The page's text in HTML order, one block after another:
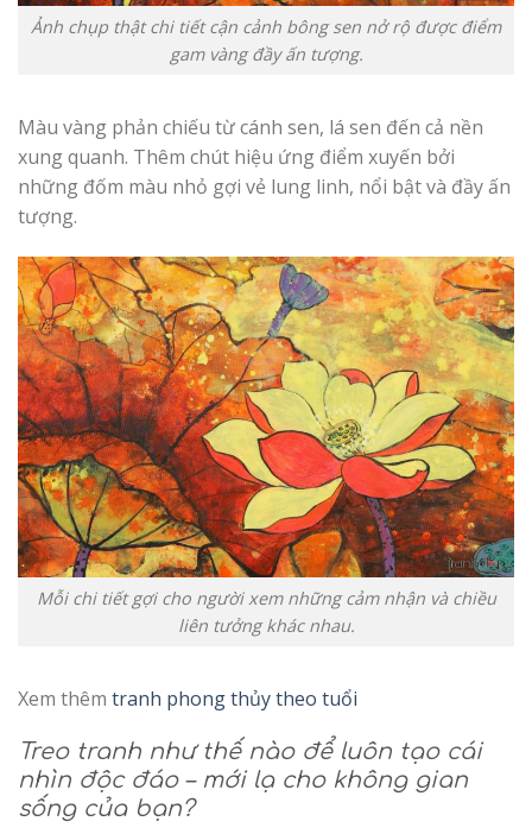
Ảnh chụp thật chi tiết cận cảnh bông sen nở rộ được điểm
gam vàng đầy ấn tượng.
Màu vàng phản chiếu từ cánh sen, lá sen đến cả nền
xung quanh. Thêm chút hiệu ứng điểm xuyến bởi
những đốm màu nhỏ gợi vẻ lung linh, nổi bật và đầy ấn
tượng.
Mỗi chi tiết gợi cho người xem những cảm nhận và chiều
liên tưởng khác nhau.
Xem thêm tranh phong thủy theo tuổi
Treo tranh như thế nào để luôn tạo cái
nhìn độc đáo – mới lạ cho không gian
sống của bạn?